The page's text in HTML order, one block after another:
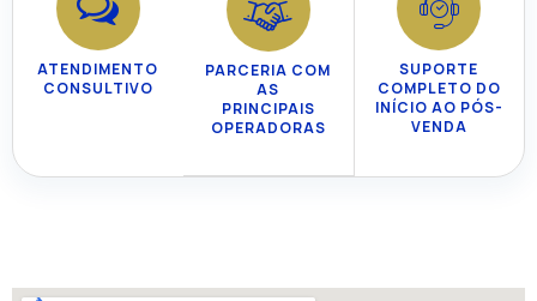
ATENDIMENTO
CONSULTIVO
PARCERIA COM
AS
PRINCIPAIS
OPERADORAS
SUPORTE
COMPLETO DO
INÍCIO AO PÓS-
VENDA